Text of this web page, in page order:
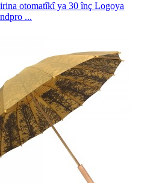
otomatîkî ya 30 înç Logoya
...